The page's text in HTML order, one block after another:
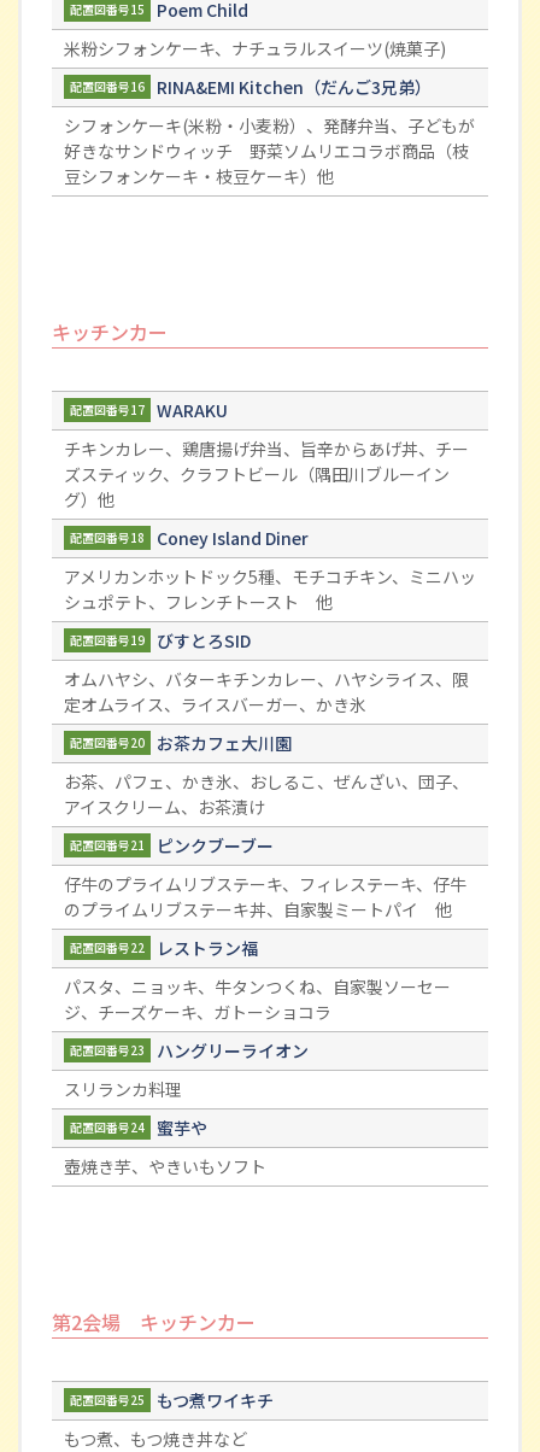
配置図番号15
Poem Child
米粉シフォンケーキ、ナチュラルスイーツ(焼菓子)
配置図番号16
RINA&EMI Kitchen（だんご3兄弟）
シフォンケーキ(米粉・小麦粉）、発酵弁当、子どもが
好きなサンドウィッチ 野菜ソムリエコラボ商品（枝
豆シフォンケーキ・枝豆ケーキ）他
キッチンカー
配置図番号17
WARAKU
チキンカレー、鶏唐揚げ弁当、旨辛からあげ丼、チー
ズスティック、クラフトビール（隅田川ブルーイン
グ）他
配置図番号18
Coney Island Diner
アメリカンホットドック5種、モチコチキン、ミニハッ
シュポテト、フレンチトースト 他
配置図番号19
びすとろSID
オムハヤシ、バターキチンカレー、ハヤシライス、限
定オムライス、ライスバーガー、かき氷
配置図番号20
お茶カフェ大川園
お茶、パフェ、かき氷、おしるこ、ぜんざい、団子、
アイスクリーム、お茶漬け
配置図番号21
ピンクブーブー
仔牛のプライムリブステーキ、フィレステーキ、仔牛
のプライムリブステーキ丼、自家製ミートパイ 他
配置図番号22
レストラン福
パスタ、ニョッキ、牛タンつくね、自家製ソーセー
ジ、チーズケーキ、ガトーショコラ
配置図番号23
ハングリーライオン
スリランカ料理
配置図番号24
蜜芋や
壺焼き芋、やきいもソフト
第2会場 キッチンカー
配置図番号25
もつ煮ワイキチ
もつ煮、もつ焼き丼など